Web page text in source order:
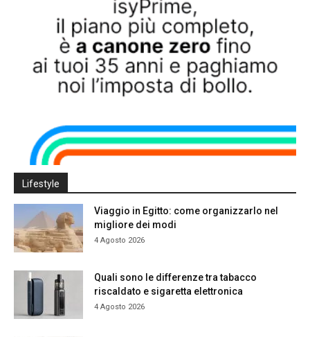
Lifestyle
Viaggio in Egitto: come organizzarlo nel
migliore dei modi
4 Agosto 2026
Quali sono le differenze tra tabacco
riscaldato e sigaretta elettronica
4 Agosto 2026